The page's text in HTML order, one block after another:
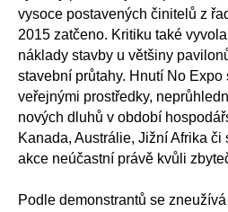
vysoce postavených činitelů z
2015 zatčeno. Kritiku také
náklady stavby u většiny
stavební průtahy. Hnutí No
veřejnými prostředky,
nových dluhů v období
Kanada, Austrálie, Jižní Afrika
akce neúčastní právě kvůli
Podle demonstrantů se